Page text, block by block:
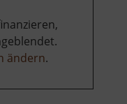
ändern.